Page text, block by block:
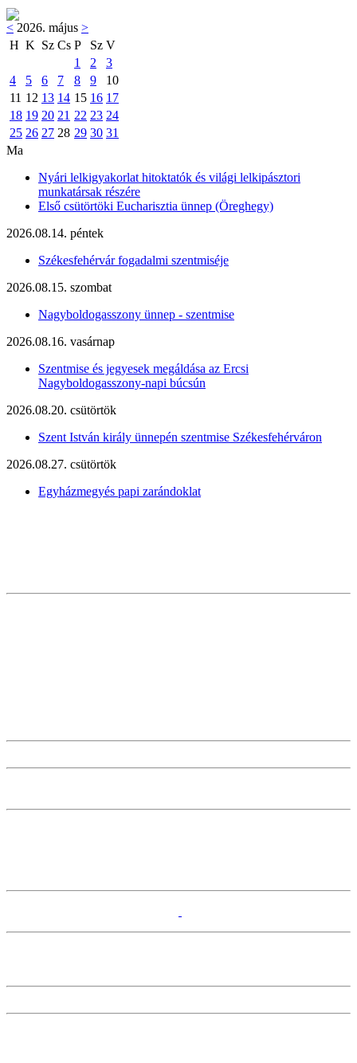
< 2026. május >
H K Sz Cs P Sz V
1
2
3
4
5 6 7 8 9
10
11 12 13 14 15 16 17
18 19 20 21 22 23 24
25 26 27 28 29 30 31
Ma
Nyári lelkigyakorlat hitoktatók és világi lelkipásztori
munkatársak részére
Első csütörtöki Eucharisztia ünnep (Öreghegy)
2026.08.14. péntek
Székesfehérvár fogadalmi szentmiséje
2026.08.15. szombat
Nagyboldogasszony ünnep - szentmise
2026.08.16. vasárnap
Szentmise és jegyesek megáldása az Ercsi
Nagyboldogasszony-napi búcsún
2026.08.20. csütörtök
Szent István király ünnepén szentmise Székesfehérváron
2026.08.27. csütörtök
Egyházmegyés papi zarándoklat